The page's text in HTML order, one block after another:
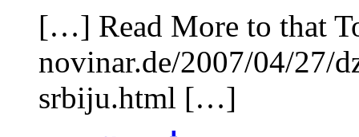
[…] Read More to that
novinar.de/2007/04/27/
srbiju.html […]